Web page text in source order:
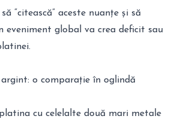
“citească” aceste nuanțe și să
eveniment global va crea deficit sau
o comparație în oglindă
cu celelalte două mari metale